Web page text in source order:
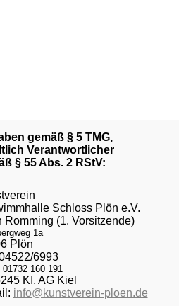
gemäß § 5 TMG,
Verantwortlicher
§ 55 Abs. 2 RStV:
Schloss Plön e.V.
Romming (1. Vorsitzende)
1a
Plön
6993
01732 160 191
KI, AG Kiel
info@kunstverein-ploen.de